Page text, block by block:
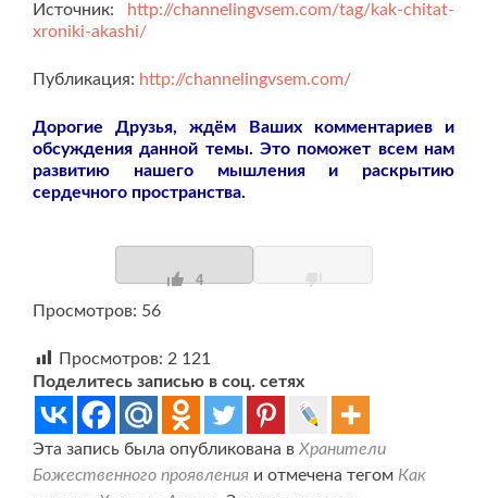
Источник:
http://channelingvsem.com/tag/kak-chitat-
xroniki-akashi/
Публикация: http://channelingvsem.com/
Дорогие Друзья, ждём Ваших комментариев и
обсуждения данной темы. Это поможет всем нам
развитию нашего мышления и раскрытию
сердечного пространства.
4
Просмотров: 56
Просмотров: 2 121
Поделитесь записью в соц. сетях
Эта запись была опубликована в Хранители
Божественного проявления и отмечена тегом Как